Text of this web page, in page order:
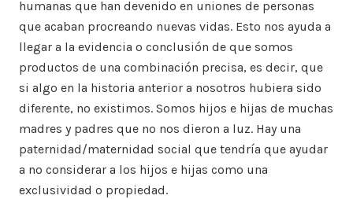
humanas que han devenido en uniones de personas
que acaban procreando nuevas vidas. Esto nos ayuda a
llegar a la evidencia o conclusión de que somos
productos de una combinación precisa, es decir, que
si algo en la historia anterior a nosotros hubiera sido
diferente, no existimos. Somos hijos e hijas de muchas
madres y padres que no nos dieron a luz. Hay una
paternidad/maternidad social que tendría que ayudar
a no considerar a los hijos e hijas como una
exclusividad o propiedad.